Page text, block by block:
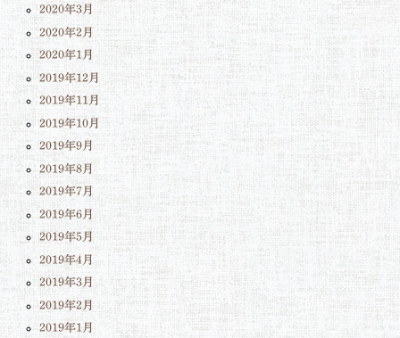
2020年3月
2020年2月
2020年1月
2019年12月
2019年11月
2019年10月
2019年9月
2019年8月
2019年7月
2019年6月
2019年5月
2019年4月
2019年3月
2019年2月
2019年1月